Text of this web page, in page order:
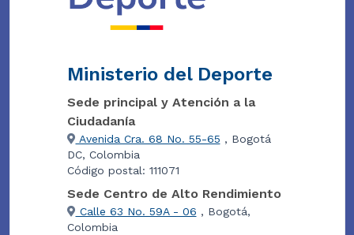
Ministerio del Deporte
Sede principal y Atención a la
Ciudadanía
Avenida Cra. 68 No. 55-65 , Bogotá
DC, Colombia
Código postal: 111071
Sede Centro de Alto Rendimiento
Calle 63 No. 59A - 06 , Bogotá,
Colombia